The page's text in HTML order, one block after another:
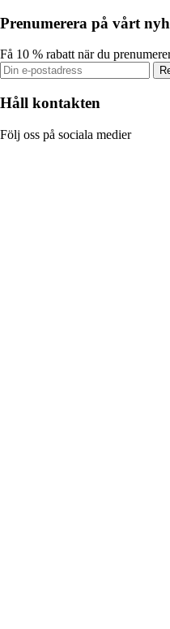
Prenumerera på vårt
Få 10 % rabatt när du
Håll kontakten
Följ oss på sociala medier